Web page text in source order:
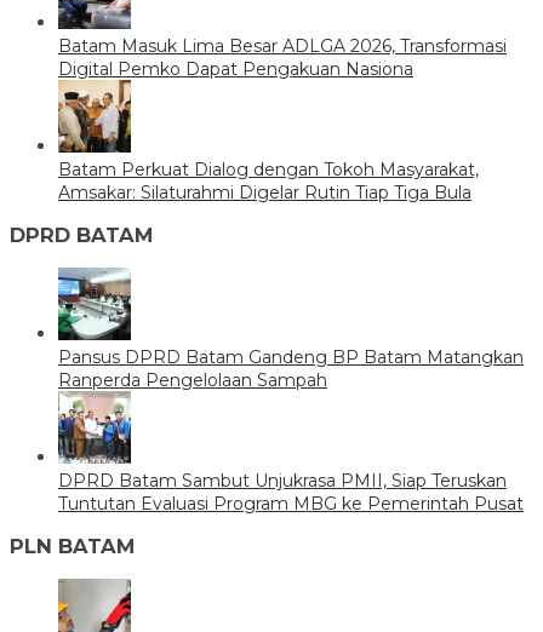
Batam Masuk Lima Besar ADLGA 2026, Transformasi
Digital Pemko Dapat Pengakuan Nasiona
Batam Perkuat Dialog dengan Tokoh Masyarakat,
Amsakar: Silaturahmi Digelar Rutin Tiap Tiga Bula
DPRD BATAM
Pansus DPRD Batam Gandeng BP Batam Matangkan
Ranperda Pengelolaan Sampah
DPRD Batam Sambut Unjukrasa PMII, Siap Teruskan
Tuntutan Evaluasi Program MBG ke Pemerintah Pusat
PLN BATAM